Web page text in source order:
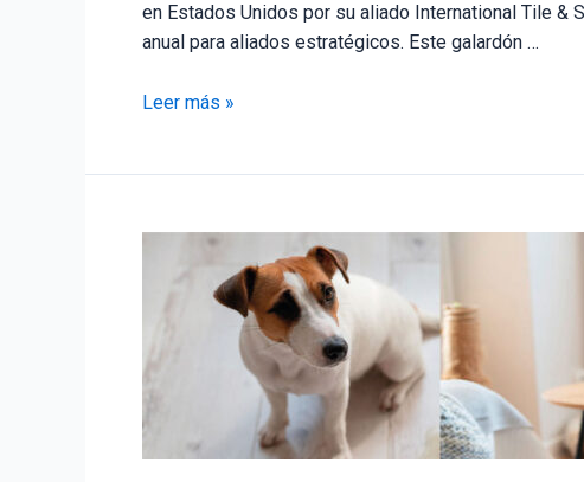
en Estados Unidos por su aliado International Tile &
anual para aliados estratégicos. Este galardón …
Leer más »